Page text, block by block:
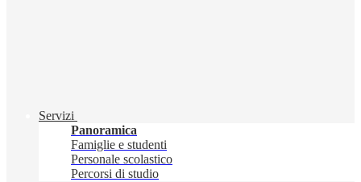
Servizi
Panoramica
Famiglie e studenti
Personale scolastico
Percorsi di studio